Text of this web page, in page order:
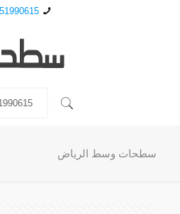
سطحات وسط الرياض